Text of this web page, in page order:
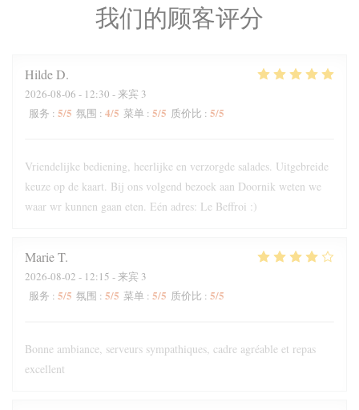
我们的顾客评分
HildeD
2026-08-06 - 12:30 - 来宾 3
服务 : 5/5 氛围 : 4/5 菜单 : 5/5 质价比 : 5/5
Vriendelijke bediening, heerlijke en verzorgde salades. Uitgebreide
keuze op de kaart. Bij ons volgend bezoek aan Doornik weten we
waar wr kunnen gaan eten. Eén adres: Le Beffroi :)
MarieT
2026-08-02 - 12:15 - 来宾 3
服务 : 5/5 氛围 : 5/5 菜单 : 5/5 质价比 : 5/5
Bonne ambiance, serveurs sympathiques, cadre agréable et repas
excellent